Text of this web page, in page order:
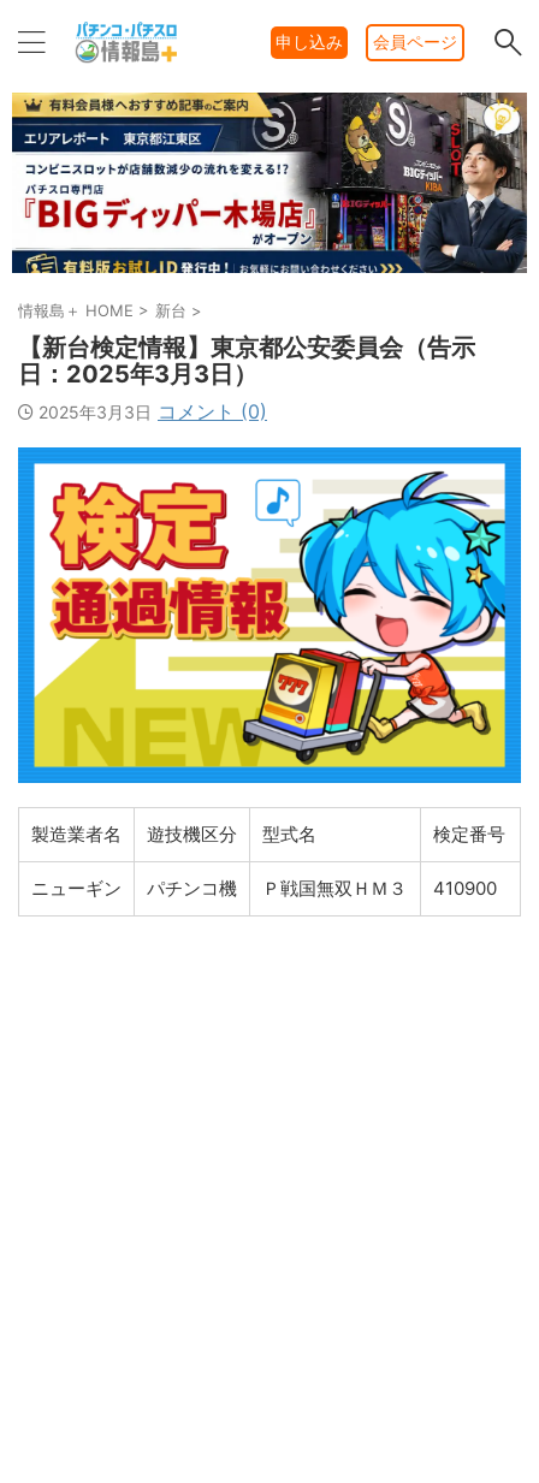
申し込み 会員ページ
情報島＋ HOME > 新台 >
【新台検定情報】東京都公安委員会（告示
日：2025年3月3日）
2025年3月3日 コメント (0)
製造業者名 遊技機区分 型式名 検定番号
ニューギン パチンコ機 Ｐ戦国無双ＨＭ３ 410900